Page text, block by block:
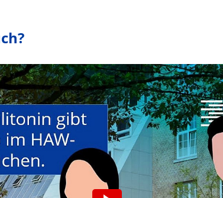
hinweisen, dass nach
Anbieter übermittelt